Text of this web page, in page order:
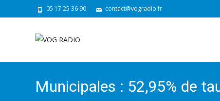
05 17 25 36 90 contact@vogradio.fr
Municipales : 52,95% de